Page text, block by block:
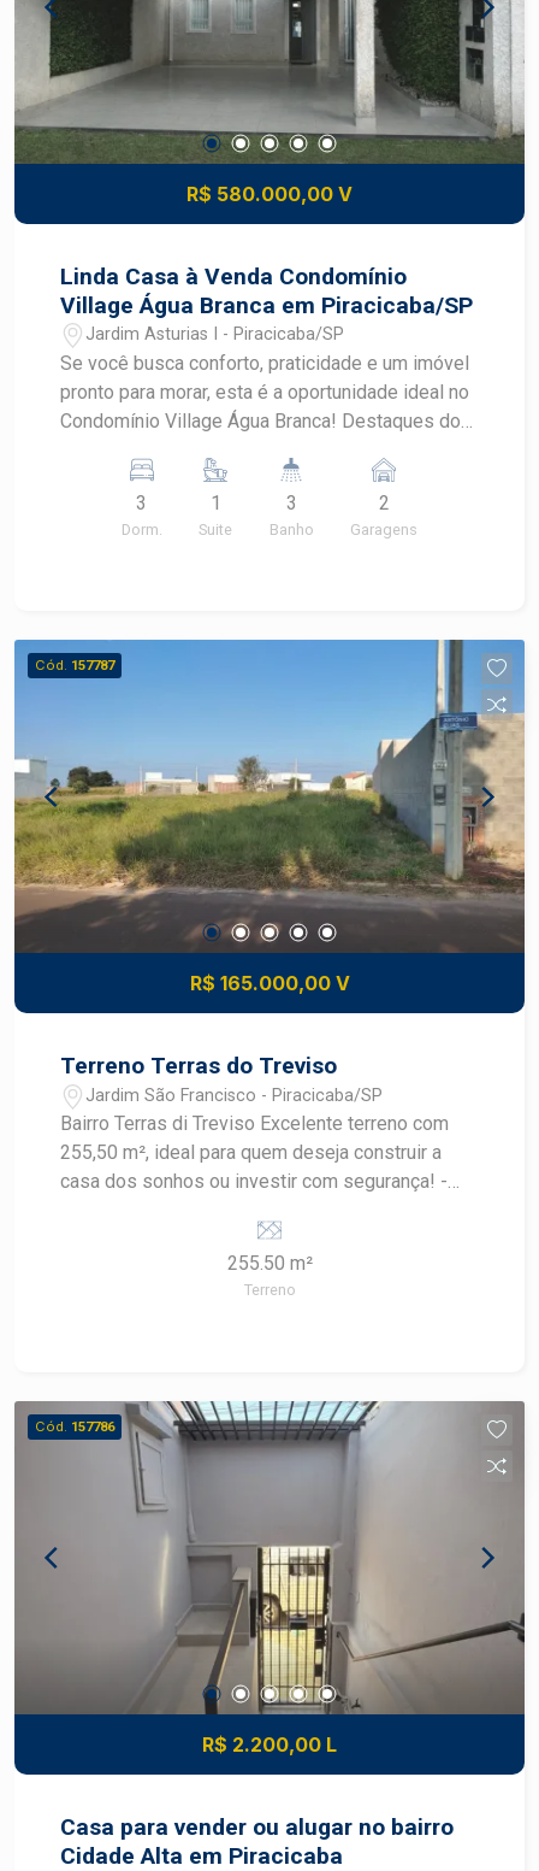
R$ 580.000,00 V
Linda Casa à Venda Condomínio
Village Água Branca em Piracicaba/SP
Jardim Asturias I - Piracicaba/SP
Se você busca conforto, praticidade e um imóvel
pronto para morar, esta é a oportunidade ideal no
Condomínio Village Água Branca! Destaques do
e bem-estar Sala de jantar, perfeita para
momentos em família Cozinha com armários
planejados, oferecendo organização e
embutidos Espaço gourmet, ideal para receber
amigos e familiares 02 vagas de garagem
Água Branca, com fácil acesso às principais vias,
comércios e serviços da cidade. Excelente
oportunidade! Ideal para quem deseja morar com
conforto ou investir em um imóvel com grande
potencial de valorização. Agende a sua visita !
3
Dorm.
1
Suite
3
Banho
2
Garagens
Cód. 157787
R$ 165.000,00 V
Terreno Terras do Treviso
Jardim São Francisco - Piracicaba/SP
Bairro Terras di Treviso Excelente terreno com
255,50 m², ideal para quem deseja construir a
casa dos sonhos ou investir com segurança! -
Localização valorizada - Bairro tranquilo e em
Neto! Agende sua visita.
255.50 m²
Terreno
Cód. 157786
R$ 2.200,00 L
Casa para vender ou alugar no bairro
Cidade Alta em Piracicaba